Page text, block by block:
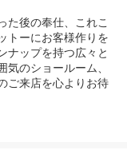
た後の奉仕、これこ
トーにお客様作りを
ナップを持つ広々と
気のショールーム、
ご来店を心よりお待